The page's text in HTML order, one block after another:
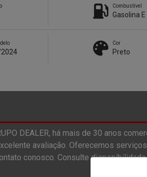
Combustível
Gasolina
Cor
Preto
DEALER, há mais de 30 anos
avaliação. Oferecemos
conosco. Consulte